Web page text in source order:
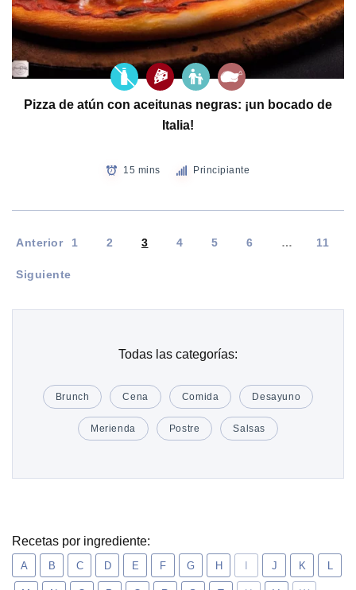
Pizza de atún con aceitunas negras: ¡un bocado de
Italia!
15 mins Principiante
Anterior 1 2 3 4 5 6 … 11
Siguiente
Todas las categorías:
Brunch Cena Comida Desayuno
Merienda Postre Salsas
Recetas por ingrediente:
A B C D E F G H I J K L